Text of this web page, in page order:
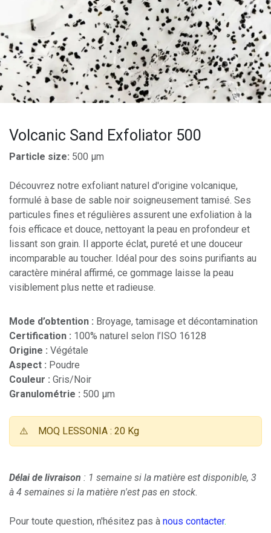
Volcanic Sand Exfoliator 500
Particle size: 500 µm
Découvrez notre exfoliant naturel d'origine volcanique,
formulé à base de sable noir soigneusement tamisé. Ses
particules fines et régulières assurent une exfoliation à la
fois efficace et douce, nettoyant la peau en profondeur et
lissant son grain. Il apporte éclat, pureté et une douceur
incomparable au toucher. Idéal pour des soins purifiants au
caractère minéral affirmé, ce gommage laisse la peau
visiblement plus nette et radieuse.
Mode d’obtention : Broyage, tamisage et décontamination
Certification : 100% naturel selon l’ISO 16128
Origine : Végétale
Aspect : Poudre
Couleur : Gris/Noir
Granulométrie : 500 µm
⚠️ MOQ LESSONIA : 20 Kg
Délai de livraison : 1 semaine si la matière est disponible, 3
à 4 semaines si la matière n'est pas en stock.
Pour toute question, n'hésitez pas à nous contacter.